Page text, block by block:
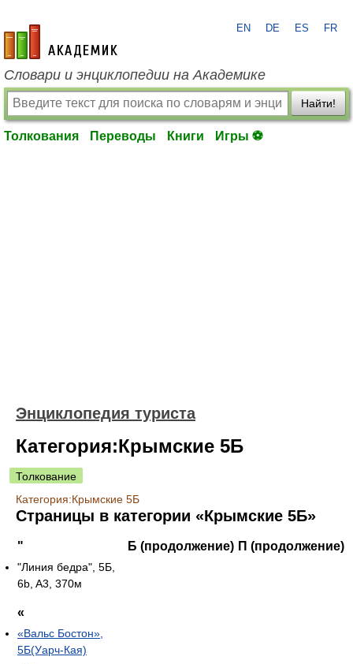
academic.ru
EN DE ES FR
Словари и энциклопедии на Академике
Найти!
Толкования Переводы Книги Игры ⚽
Энциклопедия туриста
Категория:Крымские 5Б
Толкование
Категория:Крымские 5Б
Страницы в категории «Крымские 5Б»
"
"Линия бедра", 5Б,
6b, A3, 370м
«
«Вальс Бостон»,
5Б(Уарч-Кая)
Б (продолжение) П (продолжение)